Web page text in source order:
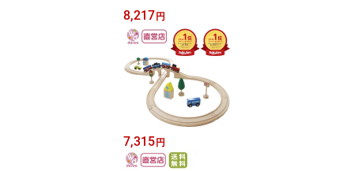
8,217円
7,315円